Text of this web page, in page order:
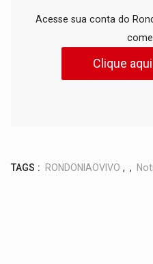
Acesse sua conta do
Clique
TAGS : RONDONIAOVIVO , ,